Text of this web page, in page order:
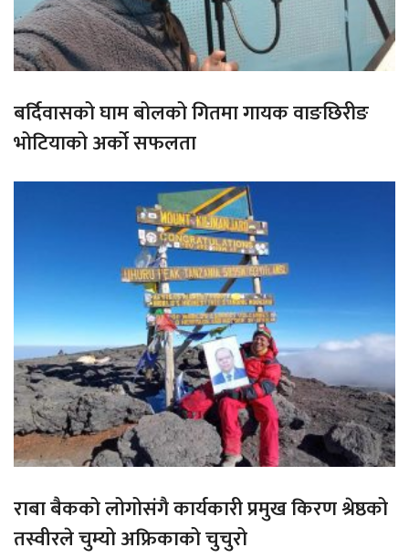
बर्दिवासको घाम बोलको गितमा गायक वाङछिरीङ
भोटियाको अर्को सफलता
राबा बैकको लोगोसंगै कार्यकारी प्रमुख किरण श्रेष्ठको
तस्वीरले चुम्यो अफ्रिकाको चुचुरो